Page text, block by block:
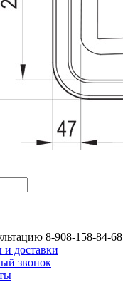
8-908-158-84-68
и доставки
звонок